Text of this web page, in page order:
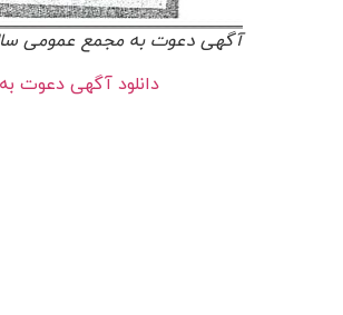
آگهی دعوت به مجمع عمومی
دانلود آگهی دعوت